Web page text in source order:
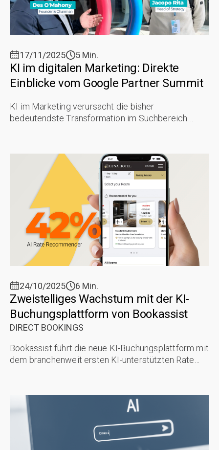
17/11/2025 5 Min.
KI im digitalen Marketing: Direkte
Einblicke vom Google Partner Summit
KI im Marketing verursacht die bisher
bedeutendste Transformation im Suchbereich
24/10/2025 6 Min.
Zweistelliges Wachstum mit der KI-
Buchungsplattform von Bookassist
DIRECT BOOKINGS
Bookassist führt die neue KI-Buchungsplattform mit
dem branchenweit ersten KI-unterstützten Rate